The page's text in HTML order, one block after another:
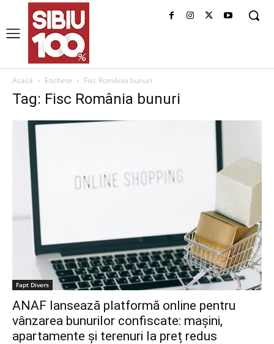
Acasă Etichete Fisc România bunuri
Tag: Fisc România bunuri
Fapt Divers
ANAF lansează platformă online pentru
vânzarea bunurilor confiscate: mașini,
apartamente și terenuri la preț redus